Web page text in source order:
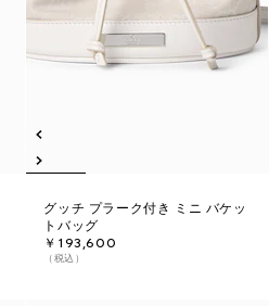
グッチ プラーク付き ミニ バケッ
トバッグ
￥193,600
（税込）